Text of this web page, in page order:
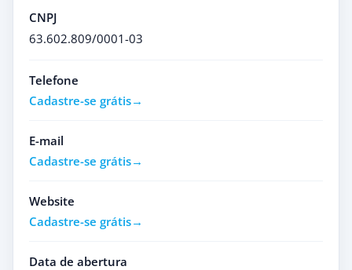
CNPJ
63.602.809/0001-03
Telefone
Cadastre-se grátis
E-mail
Cadastre-se grátis
Website
Cadastre-se grátis
Data de abertura